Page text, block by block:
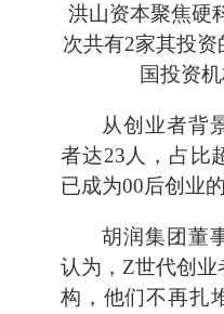
洪山资本聚焦硬
次共有2家其投
国投资
从创业者背
者达23人，占比
已成为00后创业
胡润集团董
认为，Z世代创
构，他们不再扎